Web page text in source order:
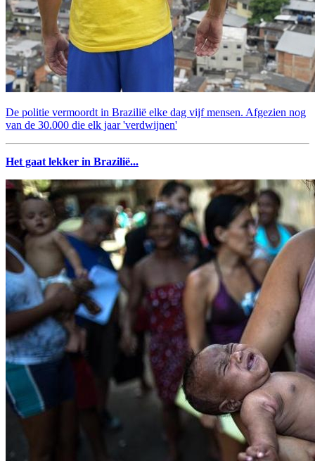
De politie vermoordt in Brazilië elke dag vijf mensen. Afgezien nog
van de 30.000 die elk jaar 'verdwijnen'
Het gaat lekker in Brazilië...